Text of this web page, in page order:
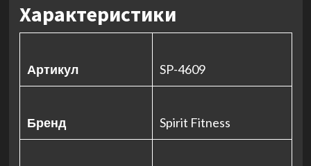
Характеристики
Артикул SP-4609
Бренд Spirit Fitness